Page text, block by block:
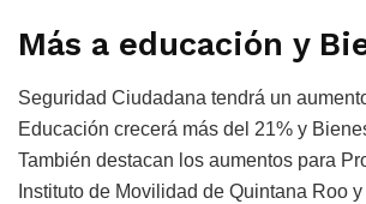
Más a educación y
Seguridad Ciudadana tendrá un
Educación crecerá más del 21% y
También destacan los aumentos para
Instituto de Movilidad de Quintana Roo